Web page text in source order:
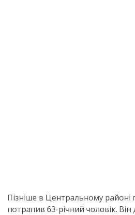
Пізніше в Центральному районі
потрапив 63-річний чоловік. Він